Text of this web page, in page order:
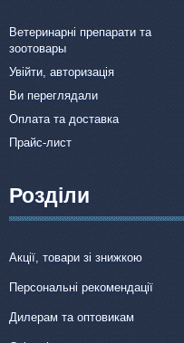
Ветеринарні препарати та
зоотовары
Увійти, авторизація
Ви переглядали
Оплата та доставка
Прайс-лист
Розділи
Акції, товари зі знижкою
Персональні рекомендації
Дилерам та оптовикам